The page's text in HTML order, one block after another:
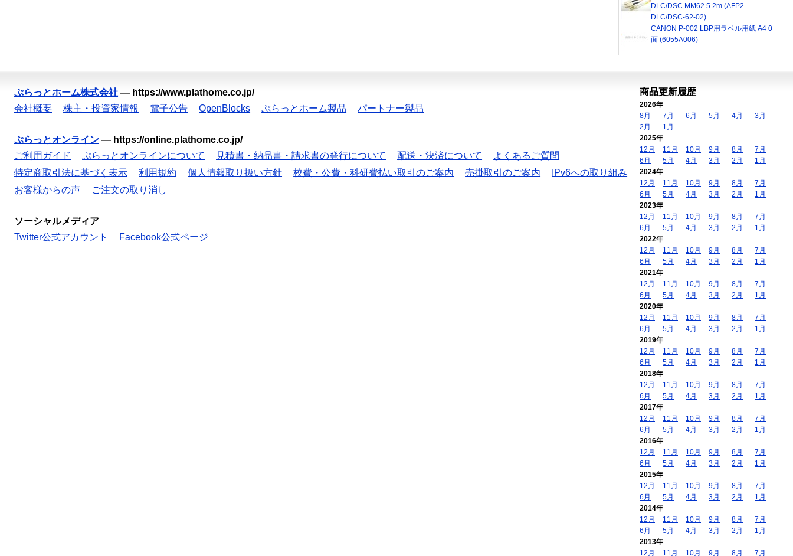
DLC/DSC MM62.5 2m (AFP2-
DLC/DSC-62-02)
CANON P-002 LBP用ラベル用紙 A4 0
面 (6055A006)
ぷらっとホーム株式会社 — https://www.plathome.co.jp/
会社概要
株主・投資家情報 電子公告 OpenBlocks ぷらっとホーム製品 パートナー製品
ぷらっとオンライン — https://online.plathome.co.jp/
ご利用ガイド
ぷらっとオンラインについて 見積書・納品書・請求書の発行について 配送・決済について
よくあるご質問
特定商取引法に基づく表示
利用規約 個人情報取り扱い方針 校費・公費・科研費払い取引のご案内 売掛取引のご案内
IPv6への取り組み
お客様からの声
ご注文の取り消し
ソーシャルメディア
Twitter公式アカウント
Facebook公式ページ
商品更新履歴
2026年
8月
7月 6月 5月 4月
3月
2月
1月
2025年
12月
11月 10月 9月 8月
7月
6月
5月 4月 3月 2月
1月
2024年
12月
11月 10月 9月 8月
7月
6月
5月 4月 3月 2月
1月
2023年
12月
11月 10月 9月 8月
7月
6月
5月 4月 3月 2月
1月
2022年
12月
11月 10月 9月 8月
7月
6月
5月 4月 3月 2月
1月
2021年
12月
11月 10月 9月 8月
7月
6月
5月 4月 3月 2月
1月
2020年
12月
11月 10月 9月 8月
7月
6月
5月 4月 3月 2月
1月
2019年
12月
11月 10月 9月 8月
7月
6月
5月 4月 3月 2月
1月
2018年
12月
11月 10月 9月 8月
7月
6月
5月 4月 3月 2月
1月
2017年
12月
11月 10月 9月 8月
7月
6月
5月 4月 3月 2月
1月
2016年
12月
11月 10月 9月 8月
7月
6月
5月 4月 3月 2月
1月
2015年
12月
11月 10月 9月 8月
7月
6月
5月 4月 3月 2月
1月
2014年
12月
11月 10月 9月 8月
7月
6月
5月 4月 3月 2月
1月
2013年
12月
11月 10月 9月 8月 7月